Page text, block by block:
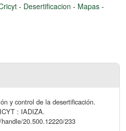
- Desertificacion - Mapas -
y control de la desertificación.
: IADIZA.
20.500.12220/233